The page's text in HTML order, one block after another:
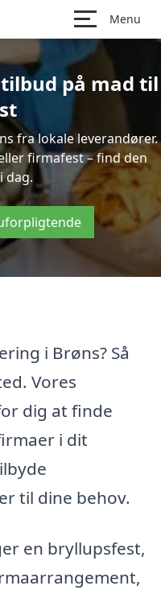
Menu
på mad til
fra lokale leverandører.
firmafest – find den
dag.
i Brøns? Så
Vores
dig at finde
i dit
til dine behov.
en bryllupsfest,